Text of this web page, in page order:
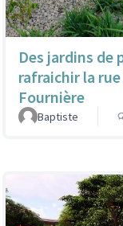
Des jardins de
rafraichir la
Fournière
Baptiste